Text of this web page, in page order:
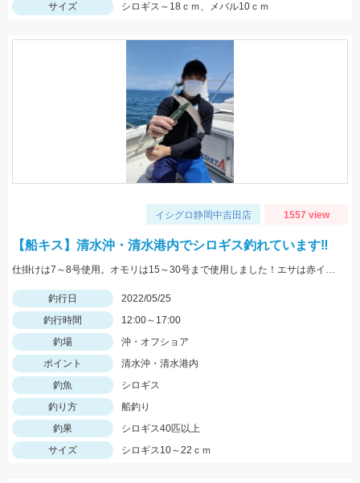
サイズ
シロギス～18ｃｍ、メバル10ｃｍ
イシグロ静岡中吉田店 1557 view
【船キス】清水沖・清水港内でシロギス釣れています‼
仕掛けは7～8号使用。オモリは15～30号まで使用しました！エサは赤イソメがオススメです！
釣行日
2022/05/25
釣行時間
12:00～17:00
釣場
沖・オフショア
ポイント
清水沖・清水港内
釣魚
シロギス
釣り方
船釣り
釣果
シロギス40匹以上
サイズ
シロギス10～22ｃｍ